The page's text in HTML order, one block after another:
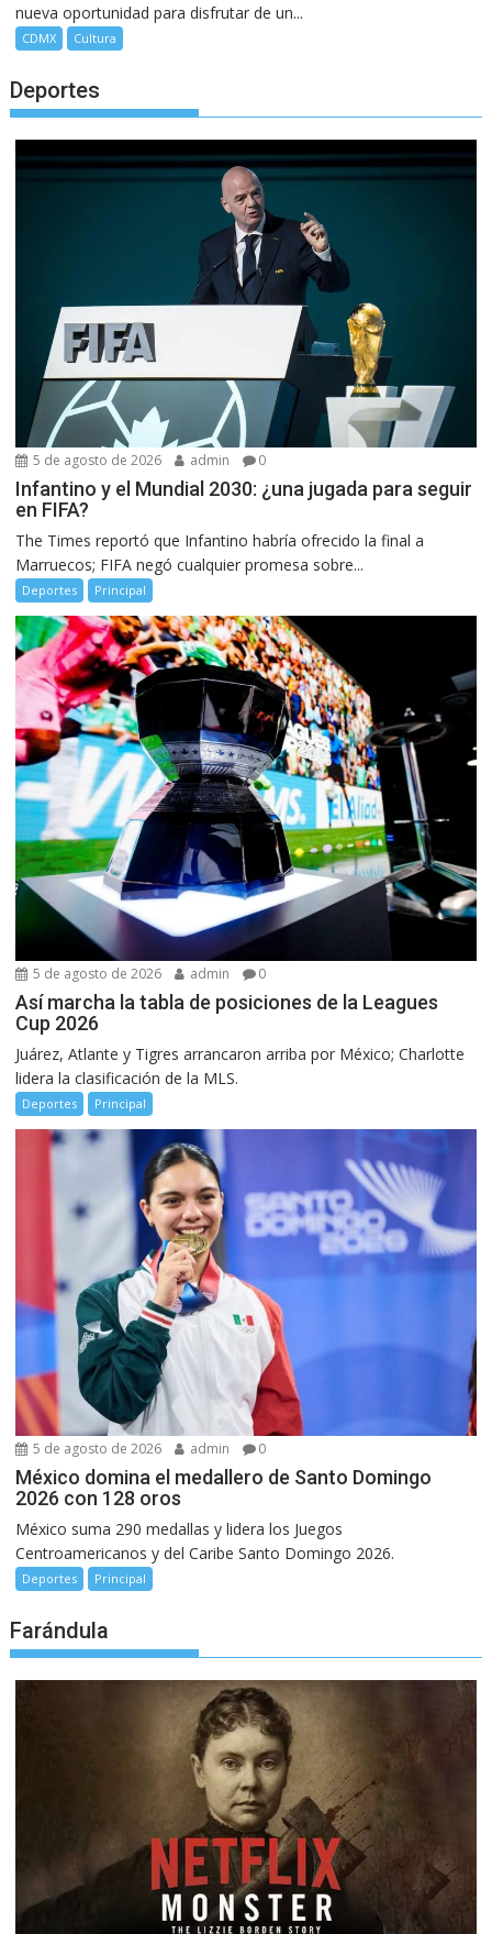
nueva oportunidad para disfrutar de un...
CDMX Cultura
Deportes
5 de agosto de 2026 admin 0
Infantino y el Mundial 2030: ¿una jugada para seguir
en FIFA?
The Times reportó que Infantino habría ofrecido la final a
Marruecos; FIFA negó cualquier promesa sobre...
Deportes Principal
5 de agosto de 2026 admin 0
Así marcha la tabla de posiciones de la Leagues
Cup 2026
Juárez, Atlante y Tigres arrancaron arriba por México; Charlotte
lidera la clasificación de la MLS.
Deportes Principal
5 de agosto de 2026 admin 0
México domina el medallero de Santo Domingo
2026 con 128 oros
México suma 290 medallas y lidera los Juegos
Centroamericanos y del Caribe Santo Domingo 2026.
Deportes Principal
Farándula